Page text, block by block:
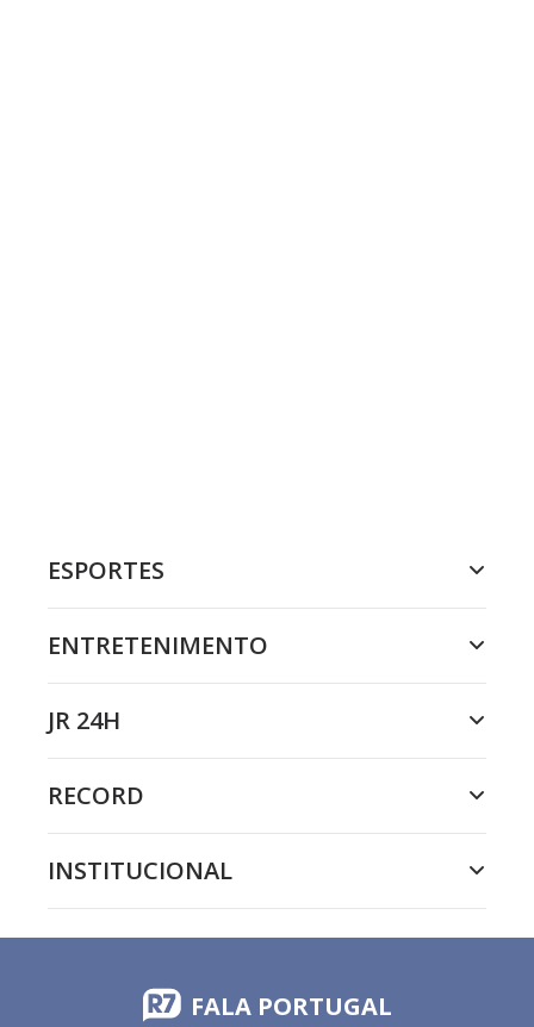
ESPORTES
ENTRETENIMENTO
JR 24H
RECORD
INSTITUCIONAL
FALA PORTUGAL